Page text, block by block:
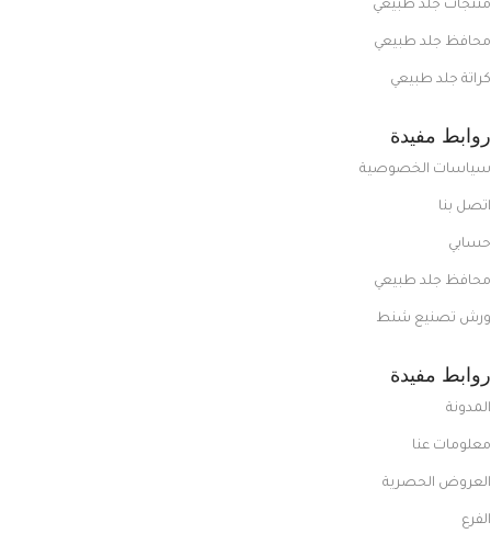
منتجات جلد طبيعي
محافظ جلد طبيعي
كراتة جلد طبيعي
روابط مفيدة
سياسات الخصوصية
اتصل بنا
حسابي
محافظ جلد طبيعي
ورش تصنيع شنط
روابط مفيدة
المدونة
معلومات عنا
العروض الحصرية
الفرع